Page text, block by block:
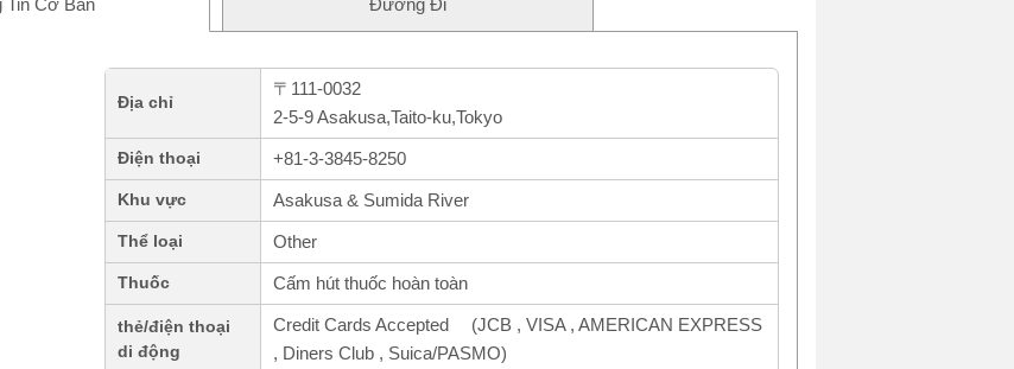
Tin Cơ Bản Đường Đi
Địa chỉ
〒111-0032
2-5-9 Asakusa,Taito-ku,Tokyo
Điện thoại +81-3-3845-8250
Khu vực Asakusa & Sumida River
Thể loại Other
Thuốc Cấm hút thuốc hoàn toàn
thẻ/điện thoại
di động
Credit Cards Accepted (JCB , VISA , AMERICAN EXPRESS
, Diners Club , Suica/PASMO)